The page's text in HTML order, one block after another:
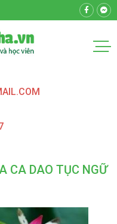
CA DAO TỤC NGỮ